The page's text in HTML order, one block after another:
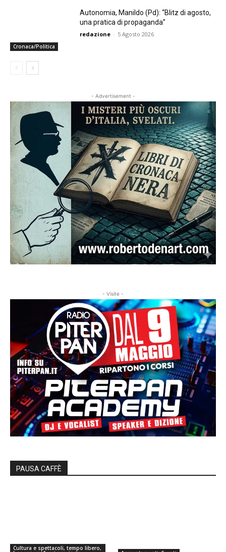
Cronaca/Politica
Autonomia, Manildo (Pd): “Blitz di agosto,
una pratica di propaganda”
redazione - 5 Agosto 2026
- Advertisement -
- Visite -
PAUSA CAFFÈ
Cultura e spettacoli, tempo libero,